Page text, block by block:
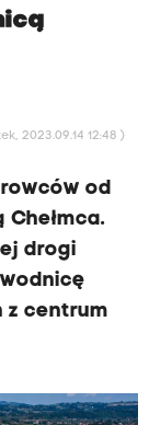
2023.09.14 12:48 )
od
drogi
z centrum